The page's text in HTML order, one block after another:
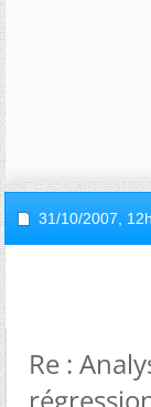
31/10/2007,
Re :